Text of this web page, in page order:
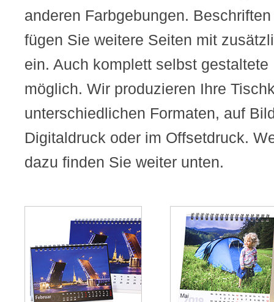
anderen Farbgebungen.
fügen Sie weitere Seiten mit
ein. Auch komplett selbst
möglich. Wir produzieren Ihre
unterschiedlichen Formaten, auf
Digitaldruck oder im Offsetdruck.
dazu finden Sie weiter unten.